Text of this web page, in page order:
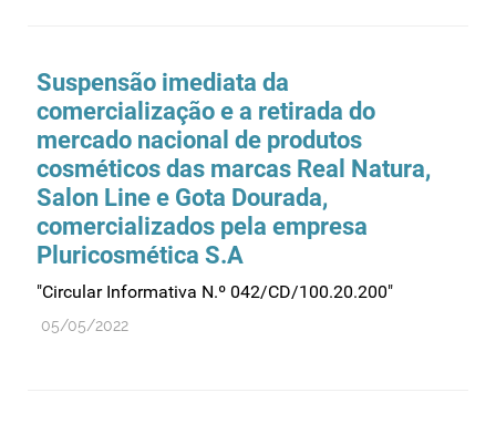
Nanotecnologia
Planeamento
Plantas medicinais
Prescrição
Preços
Produtos de saúde
Produtos fronteira
Publicidade
Suspensão imediata da
comercialização e a retirada do
mercado nacional de produtos
cosméticos das marcas Real Natura,
Salon Line e Gota Dourada,
comercializados pela empresa
Pluricosmética S.A
"Circular Informativa N.º 042/CD/100.20.200"
05/05/2022